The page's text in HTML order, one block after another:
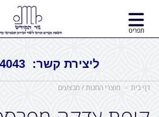
ליצירת קשר: 054-4314043
תפריט
דף בית מוצרי החנות / מבצעים